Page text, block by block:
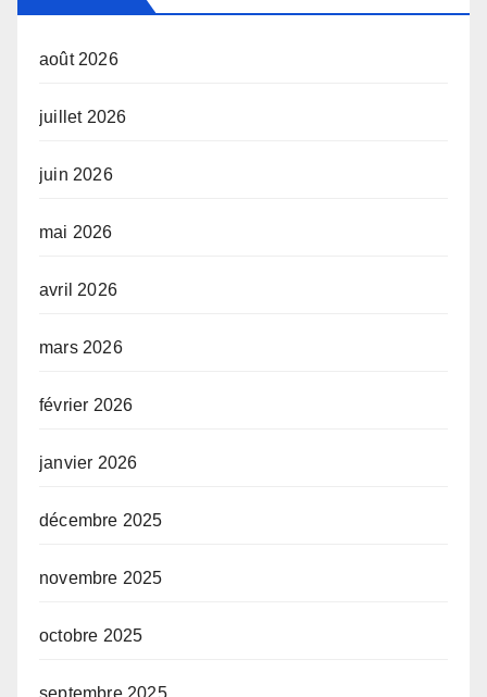
août 2026
juillet 2026
juin 2026
mai 2026
avril 2026
mars 2026
février 2026
janvier 2026
décembre 2025
novembre 2025
octobre 2025
septembre 2025